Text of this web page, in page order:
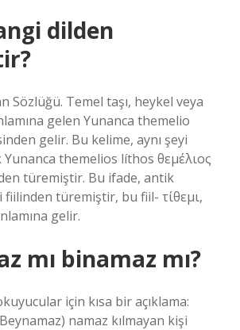
dilden
Sözlüğü. Temel taşı, heykel veya
gelen Yunanca themelio
gelir. Bu kelime, aynı şeyi
themelios líthos θεμέλιος
türemiştir. Bu ifade, antik
türemiştir, bu fiil- τίθεμι,
gelir.
mı binamaz mı?
için kısa bir açıklama:
namaz kılmayan kişi